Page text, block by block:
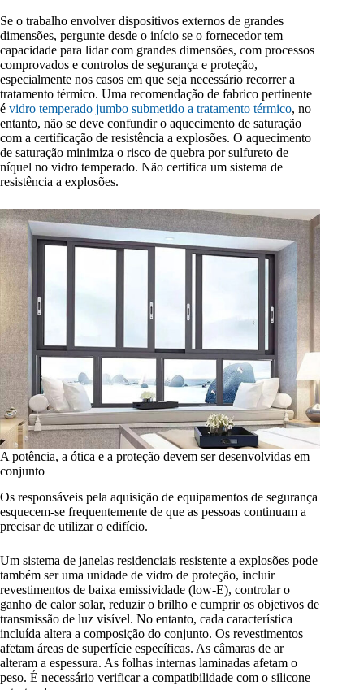
Se o trabalho envolver dispositivos externos de grandes
dimensões, pergunte desde o início se o fornecedor tem
capacidade para lidar com grandes dimensões, com processos
comprovados e controlos de segurança e proteção,
especialmente nos casos em que seja necessário recorrer a
tratamento térmico. Uma recomendação de fabrico pertinente
é vidro temperado jumbo submetido a tratamento térmico, no
entanto, não se deve confundir o aquecimento de saturação
com a certificação de resistência a explosões. O aquecimento
de saturação minimiza o risco de quebra por sulfureto de
níquel no vidro temperado. Não certifica um sistema de
resistência a explosões.
A potência, a ótica e a proteção devem ser desenvolvidas em
conjunto
Os responsáveis pela aquisição de equipamentos de segurança
esquecem-se frequentemente de que as pessoas continuam a
precisar de utilizar o edifício.
Um sistema de janelas residenciais resistente a explosões pode
também ser uma unidade de vidro de proteção, incluir
revestimentos de baixa emissividade (low-E), controlar o
ganho de calor solar, reduzir o brilho e cumprir os objetivos de
transmissão de luz visível. No entanto, cada característica
incluída altera a composição do conjunto. Os revestimentos
afetam áreas de superfície específicas. As câmaras de ar
alteram a espessura. As folhas internas laminadas afetam o
peso. É necessário verificar a compatibilidade com o silicone